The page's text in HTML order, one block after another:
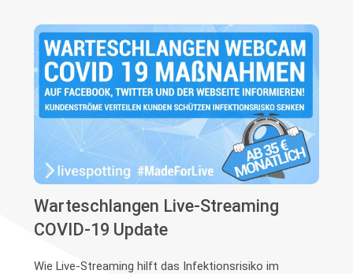
Warteschlangen Live-Streaming
COVID-19 Update
Wie Live-Streaming hilft das Infektionsrisiko im